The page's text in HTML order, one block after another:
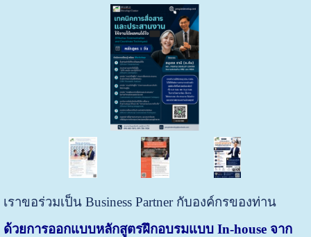
เราขอร่วมเป็น Business Partner กับองค์กรของท่าน
ด้วยการออกแบบหลักสูตรฝึกอบรมแบบ In-house จาก